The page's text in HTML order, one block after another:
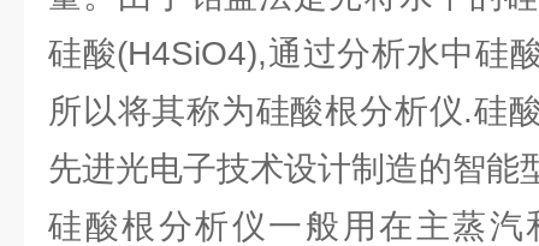
硅酸(H4SiO4),通过分析水中硅
所以将其称为硅酸根分析仪.硅
先进光电子技术设计制造的智能
硅酸根分析仪一般用在主蒸汽